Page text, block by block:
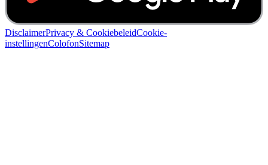
DisclaimerPrivacy & CookiebeleidCookie-
instellingenColofonSitemap